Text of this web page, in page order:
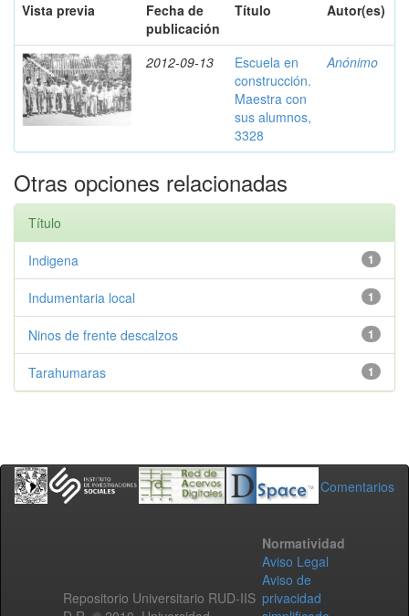
Vista previa
Fecha de
publicación
Título Autor(es)
2012-09-13
Escuela en
construcción.
Maestra con
sus alumnos,
3328
Anónimo
Otras opciones relacionadas
Título
1
Indigena
1
Indumentaria local
1
Ninos de frente descalzos
1
Tarahumaras
Comentarios
Repositorio Universitario RUD-IIS
Normatividad
Aviso Legal
Aviso de
privacidad